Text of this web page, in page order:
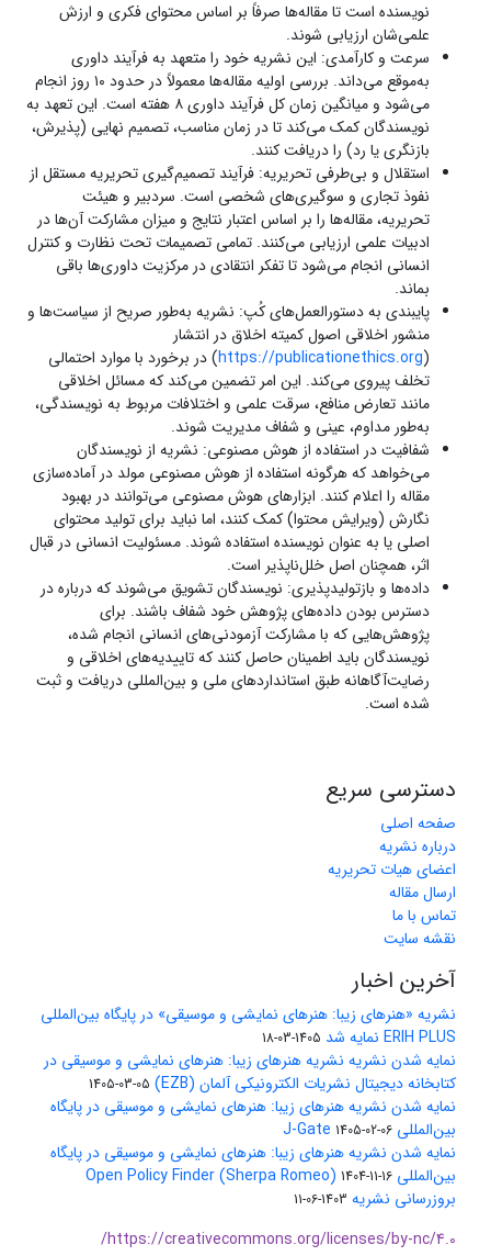
نویسنده است تا مقاله‌ها صرفاً بر اساس محتوای فکری و ارزش
علمی‌شان ارزیابی شوند.
سرعت و کارآمدی: این نشریه خود را متعهد به فرآیند داوری
به‌موقع می‌داند. بررسی اولیه مقاله‌ها معمولاً در حدود ۱۰ روز انجام
می‌شود و میانگین زمان کل فرآیند داوری ۸ هفته است. این تعهد به
نویسندگان کمک می‌کند تا در زمان مناسب، تصمیم نهایی (پذیرش،
بازنگری یا رد) را دریافت کنند.
استقلال و بی‌طرفی تحریریه: فرآیند تصمیم‌گیری تحریریه مستقل از
نفوذ تجاری و سوگیری‌های شخصی است. سردبیر و هیئت
تحریریه، مقاله‌ها را بر اساس اعتبار نتایج و میزان مشارکت آن‌ها در
ادبیات علمی ارزیابی می‌کنند. تمامی تصمیمات تحت نظارت و کنترل
انسانی انجام می‌شود تا تفکر انتقادی در مرکزیت داوری‌ها باقی
بماند.
پایبندی به دستورالعمل‌های کُپ: نشریه به‌طور صریح از سیاست‌ها و
منشور اخلاقی اصول کمیته اخلاق در انتشار
(
https://publicationethics.org) در برخورد با موارد احتمالی
تخلف پیروی می‌کند. این امر تضمین می‌کند که مسائل اخلاقی
مانند تعارض منافع، سرقت علمی و اختلافات مربوط به نویسندگی،
به‌طور مداوم، عینی و شفاف مدیریت شوند.
شفافیت در استفاده از هوش مصنوعی: نشریه از نویسندگان
می‌خواهد که هرگونه استفاده از هوش مصنوعی مولد در آماده‌سازی
مقاله را اعلام کنند. ابزارهای هوش مصنوعی می‌توانند در بهبود
نگارش (ویرایش محتوا) کمک کنند، اما نباید برای تولید محتوای
اصلی یا به عنوان نویسنده استفاده شوند. مسئولیت انسانی در قبال
اثر، همچنان اصل خلل‌ناپذیر است.
داده‌ها و بازتولیدپذیری: نویسندگان تشویق می‌شوند که درباره در
دسترس بودن داده‌های پژوهش خود شفاف باشند. برای
پژوهش‌هایی که با مشارکت آزمودنی‌های انسانی انجام شده،
نویسندگان باید اطمینان حاصل کنند که تاییدیه‌های اخلاقی و
رضایت‌آگاهانه طبق استانداردهای ملی و بین‌المللی دریافت و ثبت
شده است.
دسترسی سریع
صفحه اصلی
درباره نشریه
اعضای هیات تحریریه
ارسال مقاله
تماس با ما
نقشه سایت
آخرین اخبار
نشریه «هنرهای زیبا: هنرهای نمایشی و موسیقی» در پایگاه بین‌المللی
ERIH PLUS نمایه شد
1405-03-18
نمایه شدن نشریه نشریه هنرهای زیبا: هنرهای نمایشی و موسیقی در
کتابخانه دیجیتال نشریات الکترونیکی آلمان (EZB)
1405-03-05
نمایه شدن نشریه هنرهای زیبا: هنرهای نمایشی و موسیقی در پایگاه
بین‌المللی J-Gate 1405-02-06
نمایه شدن نشریه هنرهای زیبا: هنرهای نمایشی و موسیقی در پایگاه
بین‌المللی Open Policy Finder (Sherpa Romeo) 1404-11-16
بروزرسانی نشریه 1403-06-11
https://creativecommons.org/licenses/by-nc/4.0/